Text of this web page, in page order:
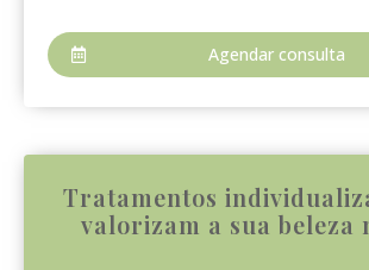
Agendar consulta
Tratamentos
valorizam a sua beleza